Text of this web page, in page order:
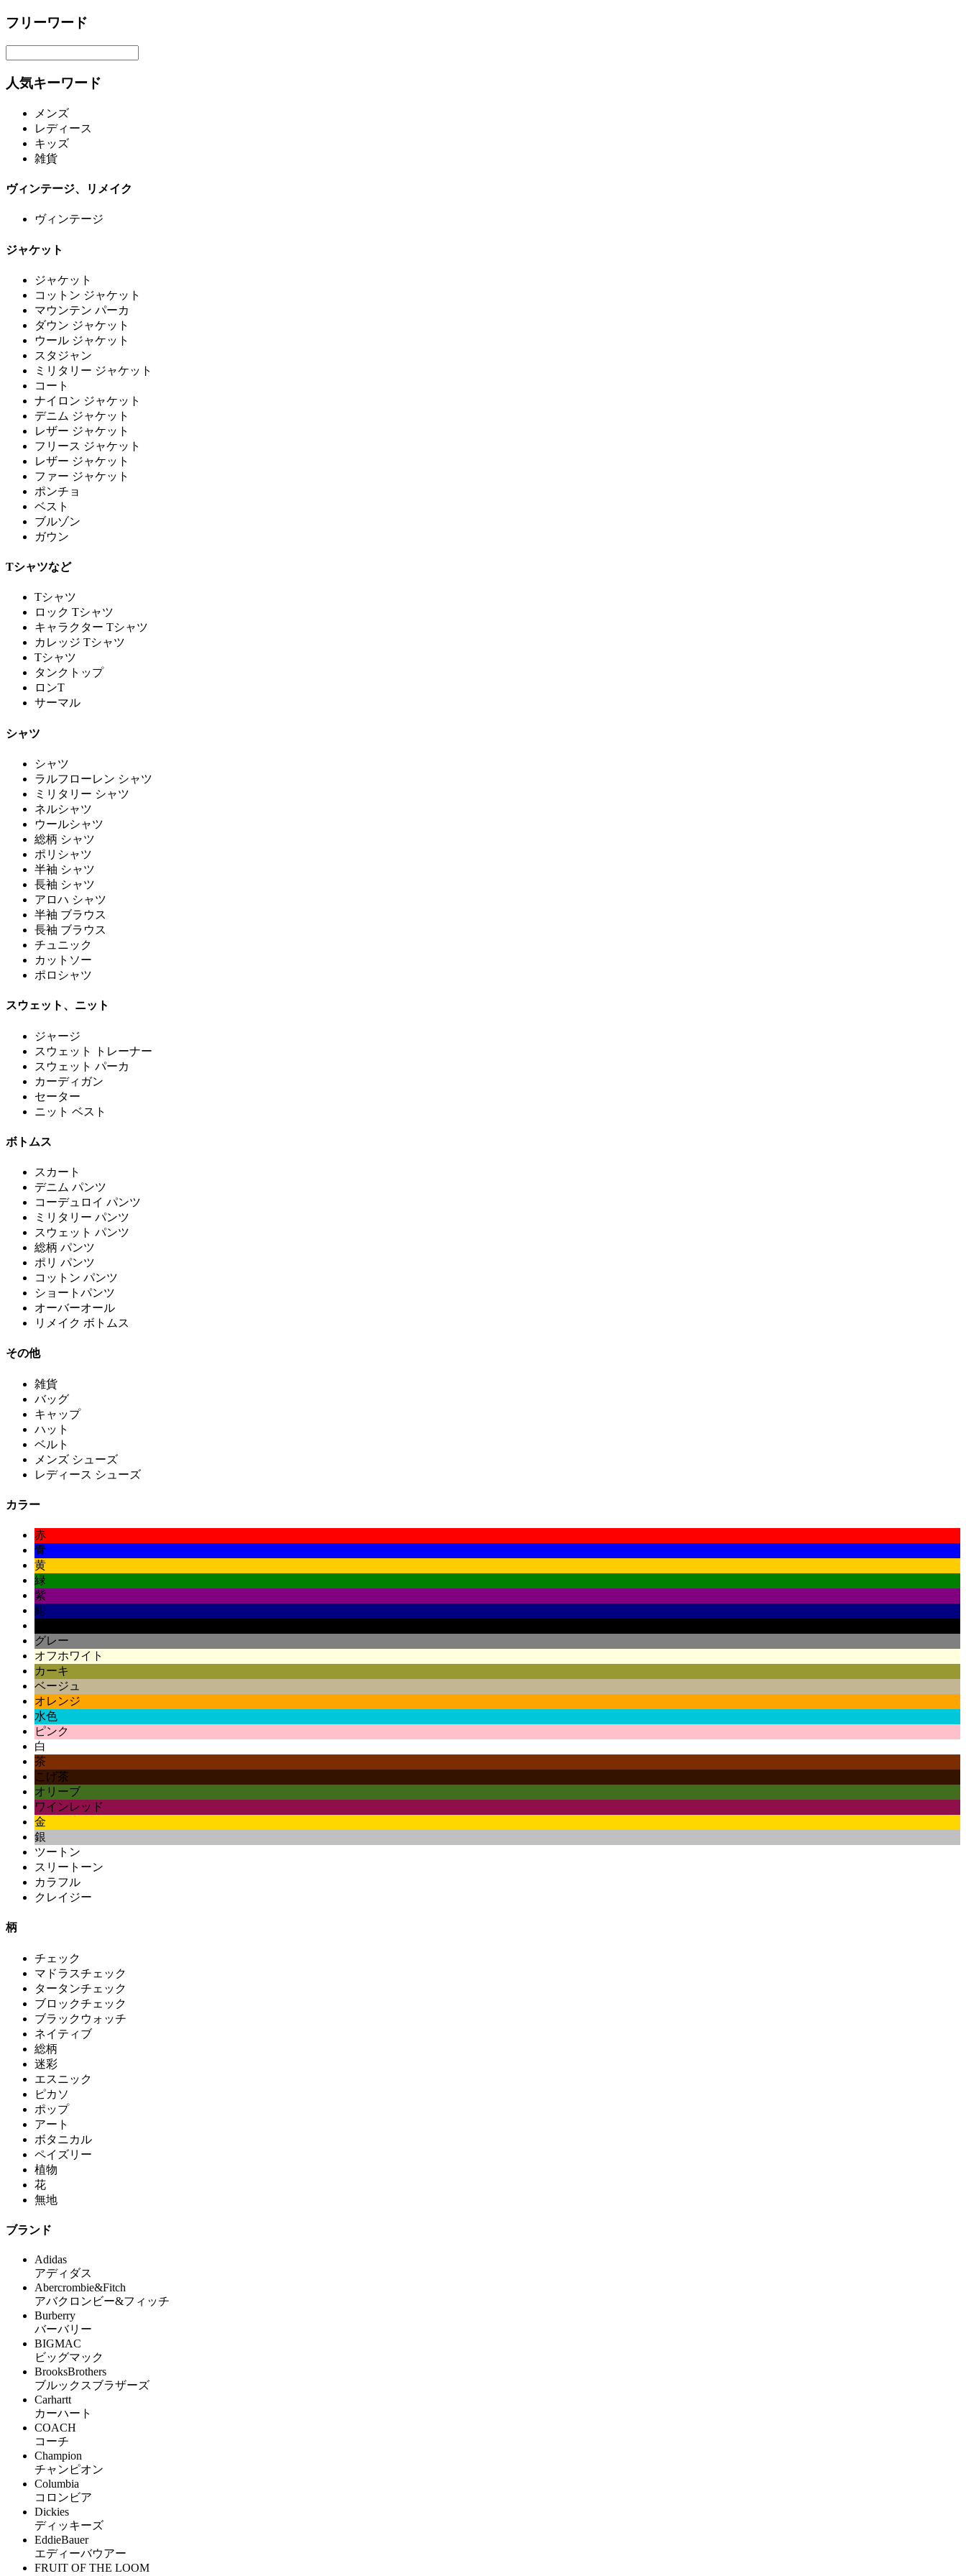
フリーワード
人気キーワード
メンズ
レディース
キッズ
雑貨
ヴィンテージ、リメイク
ヴィンテージ
ジャケット
ジャケット
コットン ジャケット
マウンテン パーカ
ダウン ジャケット
ウール ジャケット
スタジャン
ミリタリー ジャケット
コート
ナイロン ジャケット
デニム ジャケット
レザー ジャケット
フリース ジャケット
レザー ジャケット
ファー ジャケット
ポンチョ
ベスト
ブルゾン
ガウン
Tシャツなど
Tシャツ
ロック Tシャツ
キャラクター Tシャツ
カレッジ Tシャツ
Tシャツ
タンクトップ
ロンT
サーマル
シャツ
シャツ
ラルフローレン シャツ
ミリタリー シャツ
ネルシャツ
ウールシャツ
総柄 シャツ
ポリシャツ
半袖 シャツ
長袖 シャツ
アロハ シャツ
半袖 ブラウス
長袖 ブラウス
チュニック
カットソー
ポロシャツ
スウェット、ニット
ジャージ
スウェット トレーナー
スウェット パーカ
カーディガン
セーター
ニット ベスト
ボトムス
スカート
デニム パンツ
コーデュロイ パンツ
ミリタリー パンツ
スウェット パンツ
総柄 パンツ
ポリ パンツ
コットン パンツ
ショートパンツ
オーバーオール
リメイク ボトムス
その他
雑貨
バッグ
キャップ
ハット
ベルト
メンズ シューズ
レディース シューズ
カラー
赤
青
黄
緑
紫
紺
グレー
オフホワイト
カーキ
ベージュ
オレンジ
水色
ピンク
白
茶
こげ茶
オリーブ
ワインレッド
金
銀
ツートン
スリートーン
カラフル
クレイジー
柄
チェック
マドラスチェック
タータンチェック
ブロックチェック
ブラックウォッチ
ネイティブ
総柄
迷彩
エスニック
ピカソ
ポップ
アート
ボタニカル
ペイズリー
植物
花
無地
ブランド
Adidas
アディダス
Abercrombie&Fitch
アバクロンビー&フィッチ
Burberry
バーバリー
BIGMAC
ビッグマック
BrooksBrothers
ブルックスブラザーズ
Carhartt
カーハート
COACH
コーチ
Champion
チャンピオン
Columbia
コロンビア
Dickies
ディッキーズ
EddieBauer
エディーバウアー
FRUIT OF THE LOOM